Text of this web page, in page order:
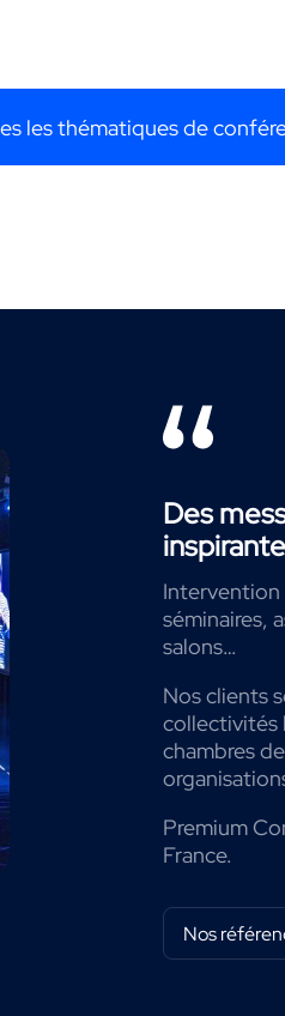
les thématiques de
Des
Intervention
séminaires,
salons…
Nos clients
collectivités
chambres
Premium
France.
Nos